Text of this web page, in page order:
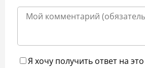
Я хочу получить ответ на